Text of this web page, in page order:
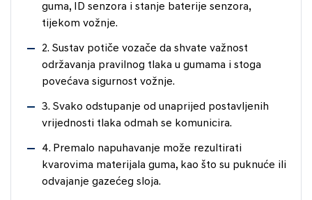
guma, ID senzora i stanje baterije senzora,
tijekom vožnje.
2. Sustav potiče vozače da shvate važnost
održavanja pravilnog tlaka u gumama i stoga
povećava sigurnost vožnje.
3. Svako odstupanje od unaprijed postavljenih
vrijednosti tlaka odmah se komunicira.
4. Premalo napuhavanje može rezultirati
kvarovima materijala guma, kao što su puknuće ili
odvajanje gazećeg sloja.